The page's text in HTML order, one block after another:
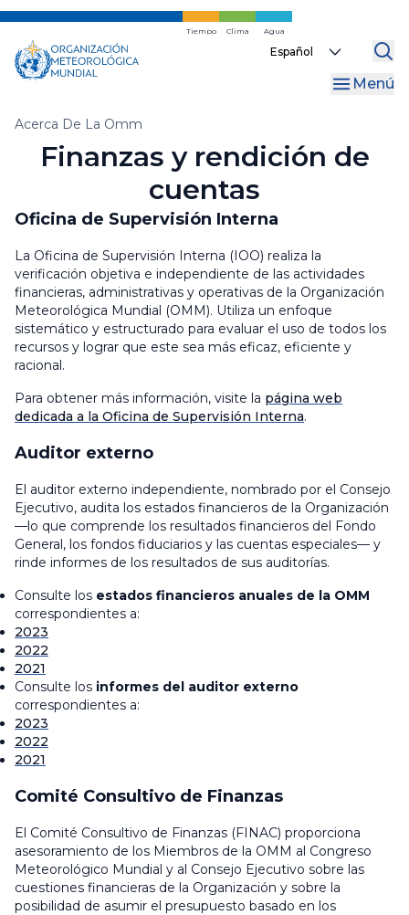
Ir
contenido
principal
Tiempo Clima Agua
Select
Menú
Finanzas y rendición de cuentas
Regional Coordination Office
مكاتب الاتصال
WMO Awards and Prizes
Migas
Acerca De La Omm
Finanzas y rendición de
cuentas
Oficina de Supervisión Interna
La Oficina de Supervisión Interna (IOO) realiza la
verificación objetiva e independiente de las actividades
financieras, administrativas y operativas de la Organización
Meteorológica Mundial (OMM). Utiliza un enfoque
sistemático y estructurado para evaluar el uso de todos los
recursos y lograr que este sea más eficaz, eficiente y
racional.
Para obtener más información, visite la página web
dedicada a la Oficina de Supervisión Interna.
Auditor externo
El auditor externo independiente, nombrado por el Consejo
Ejecutivo, audita los estados financieros de la Organización
—lo que comprende los resultados financieros del Fondo
General, los fondos fiduciarios y las cuentas especiales— y
rinde informes de los resultados de sus auditorías.
Consulte los estados financieros anuales de la OMM
correspondientes a:
2023
2022
2021
Consulte los informes del auditor externo
correspondientes a:
2023
2022
2021
Comité Consultivo de Finanzas
El Comité Consultivo de Finanzas (FINAC) proporciona
asesoramiento de los Miembros de la OMM al Congreso
Meteorológico Mundial y al Consejo Ejecutivo sobre las
cuestiones financieras de la Organización y sobre la
posibilidad de asumir el presupuesto basado en los